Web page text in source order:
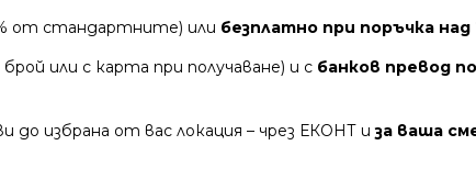
от стандартните) или безплатно при поръчка над
брой или с карта при получаване) и с банков превод
до избрана от вас локация – чрез ЕКОНТ иза ваша